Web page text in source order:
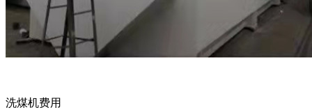
洗煤机费用